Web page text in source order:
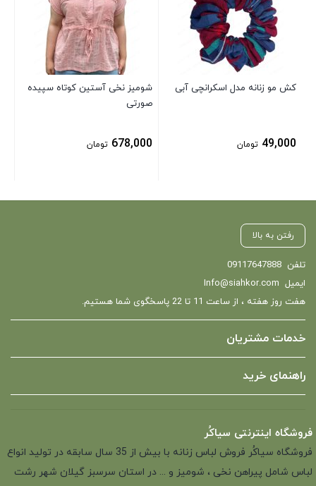
کش مو زنانه مدل اسکرانچی آبی
49,000 تومان
شومیز نخی آستین کوتاه سپیده
صورتی
678,000 تومان
رفتن به بالا
تلفن 09117647888
ایمیل Info@siahkor.com
هفت روز هفته ، از ساعت 11 تا 22 پاسخگوی شما هستیم.
خدمات مشتریان
راهنمای خرید
فروشگاه اینترنتی سیاکُر
فروشگاه سیاکُر فروش لباس زنانه با بیش از 35 سال سابقه در تولید انواع
لباس شامل پیراهن نخی ، شومیز و ... در استان سرسبز گیلان شهر رشت